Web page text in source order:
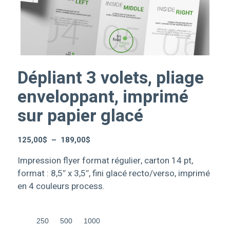
Dépliant 3 volets, pliage
enveloppant, imprimé
sur papier glacé
125,00$ – 189,00$Plage
prix :
125,00$
à
Impression flyer format régulier, carton 14 pt,
format : 8,5″ x 3,5″, fini glacé recto/verso, imprimé
en 4 couleurs process.
250 500 1000